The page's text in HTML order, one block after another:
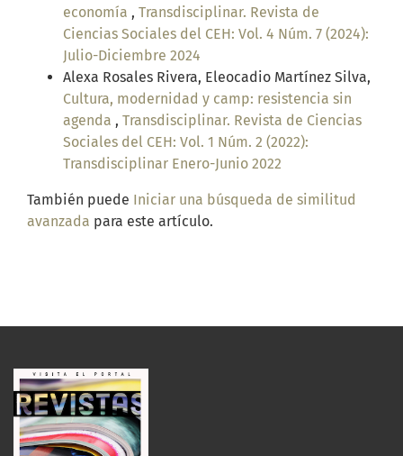
economía , Transdisciplinar. Revista de
Ciencias Sociales del CEH: Vol. 4 Núm. 7 (2024):
Julio-Diciembre 2024
Alexa Rosales Rivera, Eleocadio Martínez Silva,
Cultura, modernidad y camp: resistencia sin
agenda , Transdisciplinar. Revista de Ciencias
Sociales del CEH: Vol. 1 Núm. 2 (2022):
Transdisciplinar Enero-Junio 2022
También puede Iniciar una búsqueda de similitud
avanzada para este artículo.